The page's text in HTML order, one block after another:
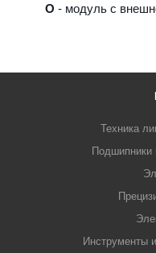
O - модуль с
Техника
Подшипники
Инструменты